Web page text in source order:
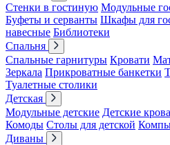
Стенки в гостиную Модульные
Буфеты и серванты Шкафы для
навесные Библиотеки
Спальня
Спальные гарнитуры Кровати
Зеркала Прикроватные банкетки
Туалетные столики
Детская
Модульные детские Детские
Комоды Столы для детской
Диваны